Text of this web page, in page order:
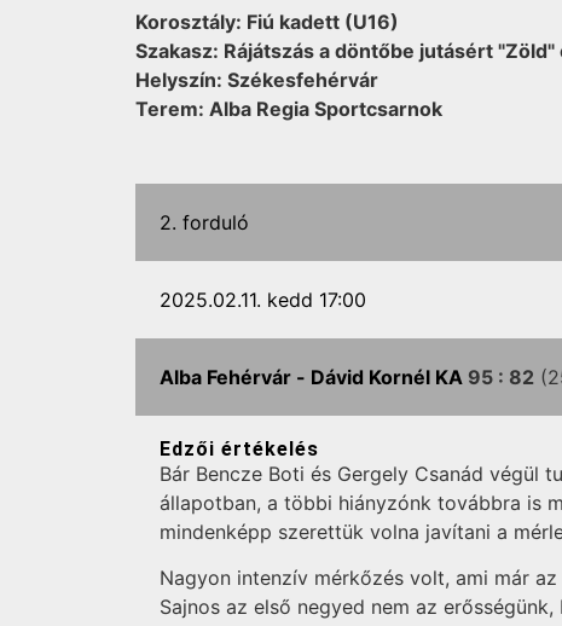
Korosztály: Fiú kadett (U16)
Szakasz: Rájátszás a döntőbe jutásért
Helyszín: Székesfehérvár
Terem: Alba Regia Sportcsarnok
2. forduló
2025.02.11. kedd 17:00
Alba Fehérvár - Dávid Kornél KA 95 : 82
Edzői értékelés
Bár Bencze Boti és Gergely Csanád végül
állapotban, a többi hiányzónk továbbra is
mindenképp szerettük volna javítani a
Nagyon intenzív mérkőzés volt, ami már
Sajnos az első negyed nem az